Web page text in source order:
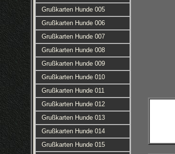
Grußkarten Hunde 005
Grußkarten Hunde 006
Grußkarten Hunde 007
Grußkarten Hunde 008
Grußkarten Hunde 009
Grußkarten Hunde 010
Grußkarten Hunde 011
Grußkarten Hunde 012
Grußkarten Hunde 013
Grußkarten Hunde 014
Grußkarten Hunde 015